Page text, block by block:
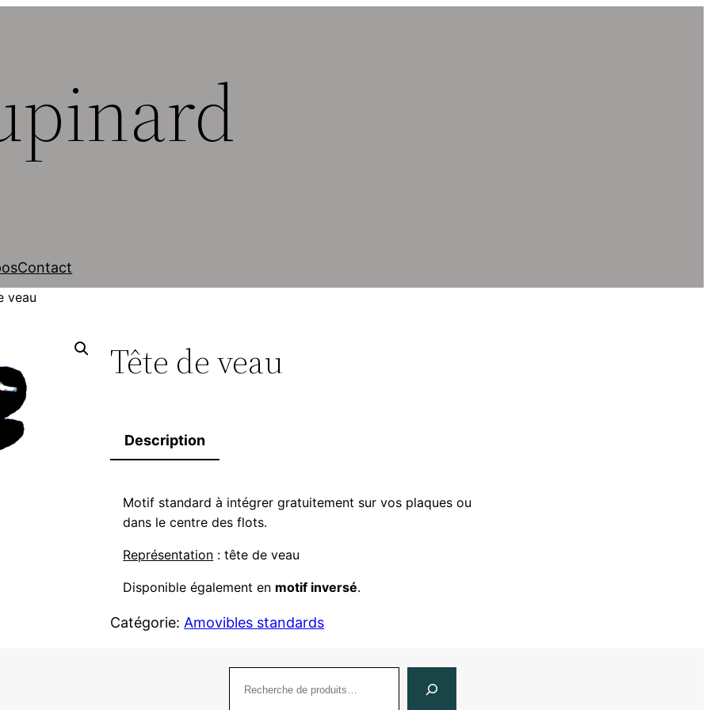
Contact
veau
Tête de veau
Description
Motif standard à intégrer gratuitement sur vos plaques ou
dans le centre des flots.
Représentation : tête de veau
Disponible également en motif inversé.
Catégorie:Amovibles standards